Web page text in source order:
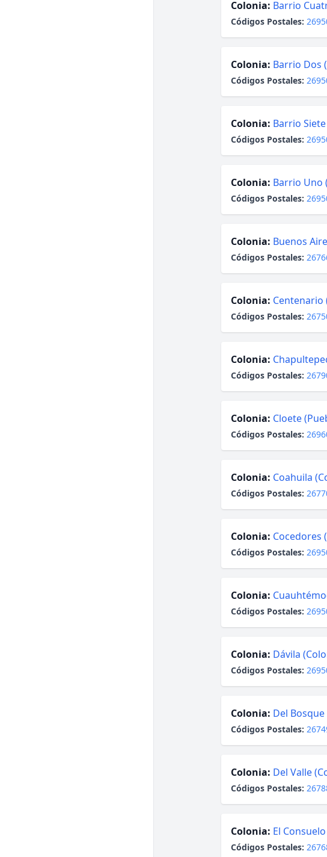
Colonia: Barrio
Códigos Postales:
Colonia: Barrio Dos
Códigos Postales:
Colonia: Barrio
Códigos Postales:
Colonia: Barrio Uno
Códigos Postales:
Colonia: Buenos
Códigos Postales:
Colonia: Centenario
Códigos Postales:
Colonia:
Códigos Postales:
Colonia: Cloete
Códigos Postales:
Colonia: Coahuila
Códigos Postales:
Colonia: Cocedores
Códigos Postales:
Colonia:
Códigos Postales:
Colonia: Dávila
Códigos Postales:
Colonia: Del
Códigos Postales:
Colonia: Del Valle
Códigos Postales:
Colonia: El
Códigos Postales: